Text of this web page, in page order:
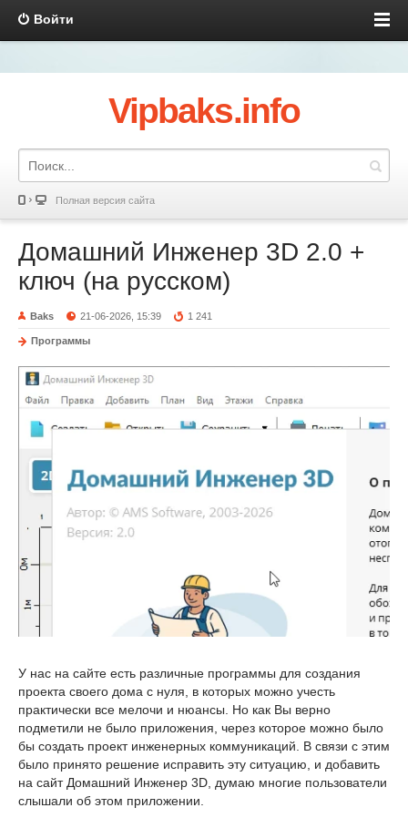
Войти
Vipbaks.info
Полная версия сайта
Домашний Инженер 3D 2.0 +
ключ (на русском)
Baks 21-06-2026, 15:39 1 241
Программы
У нас на сайте есть различные программы для создания
проекта своего дома с нуля, в которых можно учесть
практически все мелочи и нюансы. Но как Вы верно
подметили не было приложения, через которое можно было
бы создать проект инженерных коммуникаций. В связи с этим
было принято решение исправить эту ситуацию, и добавить
на сайт Домашний Инженер 3D, думаю многие пользователи
слышали об этом приложении.